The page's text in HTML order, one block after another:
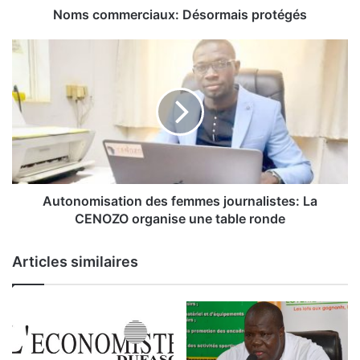
i
x
D
é
o
s
p
é
Noms commerciaux: Désormais protégés
A
o
o
m
s
n
d
e
Autonomisation des femmes journalistes: La
CENOZO organise une table ronde
Articles similaires